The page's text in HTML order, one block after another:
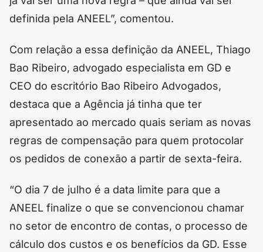
definida pela ANEEL”, comentou.
Com relação a essa definição da ANEEL, Thiago
Bao Ribeiro, advogado especialista em GD e
CEO do escritório Bao Ribeiro Advogados,
destaca que a Agência já tinha que ter
apresentado ao mercado quais seriam as novas
regras de compensação para quem protocolar
os pedidos de conexão a partir de sexta-feira.
“O dia 7 de julho é a data limite para que a
ANEEL finalize o que se convencionou chamar
no setor de encontro de contas, o processo de
cálculo dos custos e os benefícios da GD. Esse